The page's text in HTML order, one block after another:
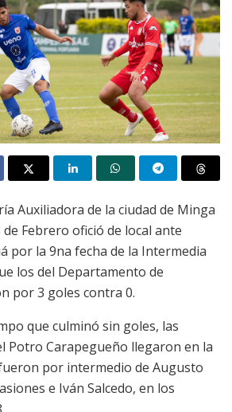
Auxiliadora de la ciudad de Minga
Febrero ofició de local ante
por la 9na fecha de la Intermedia
los del Departamento de
por 3 goles contra 0.
que culminó sin goles, las
Potro Carapegueño llegaron en la
por intermedio de Augusto
e Iván Salcedo, en los